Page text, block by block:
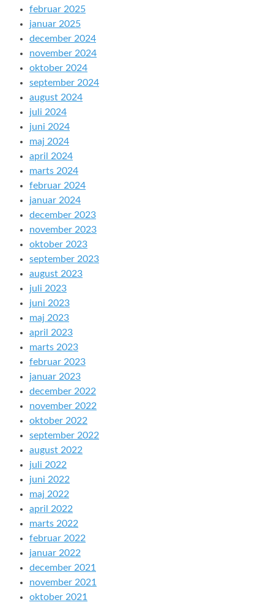
februar 2025
januar 2025
december 2024
november 2024
oktober 2024
september 2024
august 2024
juli 2024
juni 2024
maj 2024
april 2024
marts 2024
februar 2024
januar 2024
december 2023
november 2023
oktober 2023
september 2023
august 2023
juli 2023
juni 2023
maj 2023
april 2023
marts 2023
februar 2023
januar 2023
december 2022
november 2022
oktober 2022
september 2022
august 2022
juli 2022
juni 2022
maj 2022
april 2022
marts 2022
februar 2022
januar 2022
december 2021
november 2021
oktober 2021